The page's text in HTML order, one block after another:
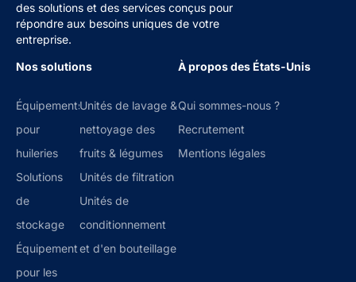
des solutions et des services conçus pour
répondre aux besoins uniques de votre
entreprise.
Nos solutions
Équipements
pour
huileries
Solutions
de
stockage
Équipement
pour les
Unités de lavage &
nettoyage des
fruits & légumes
Unités de filtration
Unités de
conditionnement
et d'en bouteillage
À propos des États-Unis
Qui sommes-nous ?
Recrutement
Mentions légales